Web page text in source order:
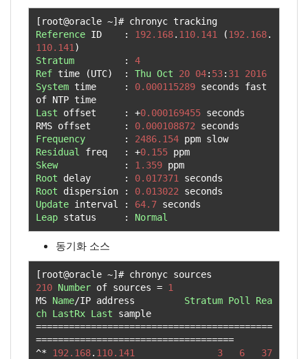
[ root@oracle ~]#
Reference ID : 192.168. 110.141 (192.168.
110.141 )
Stratum
:
4
Ref time (UTC) : Thu Oct 20 04: 53: 31
2016
System time : 0.000115289 seconds fast
Last offset : +0.000169455 seconds
RMS offset
: 0.000108872
Frequency
: 2486.154
Residual
freq : +0.155
Skew
: 1.359
Root delay : 0.017371
Root dispersion : 0.013022
Update interval : 64.7
Leap status : Normal
동기화 소스
[ root@oracle ~]#
210 Number of sources = 1
MS Name/IP address Stratum Poll
Rea
ch LastRx Last
===========================================
====================================
^*
192.168. 110.141 3 6
37